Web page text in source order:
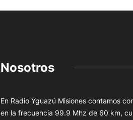
Nosotros
En Radio Yguazú Misiones contamos
en la frecuencia 99.9 Mhz de 60 km,